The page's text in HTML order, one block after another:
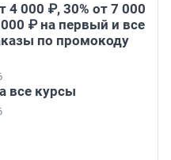
4 000 ₽, 30% от 7 000
₽ на первый и все
по промокоду
все курсы